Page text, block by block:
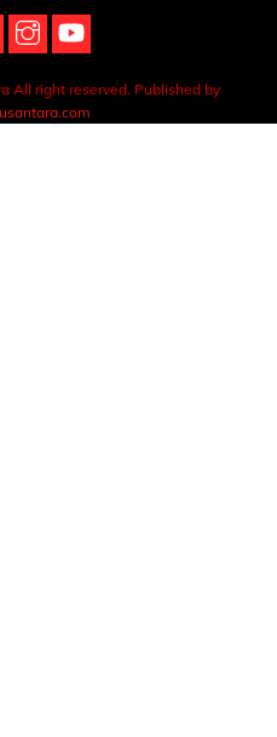
All right reserved. Published by